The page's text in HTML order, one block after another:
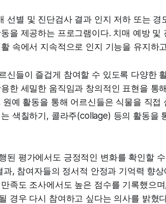
선별 및 진단검사 결과 인지 저하 또는
을 제공하는 프로그램이다. 치매 예방 및
속에서 지속적으로 인지 기능을 유지하
신들이 즐겁게 참여할 수 있도록 다양한
한 세밀한 움직임과 창의적인 표현을 통
원예 활동을 통해 어르신들은 식물을 직접
색칠하기, 콜라주(collage) 등의 활동을
된 평가에서도 긍정적인 변화를 확인할
과, 참여자들의 정서적 안정과 기억력 향
족도 조사에서도 높은 점수를 기록했으
경우 다시 참여하고 싶다는 의사를 밝혔